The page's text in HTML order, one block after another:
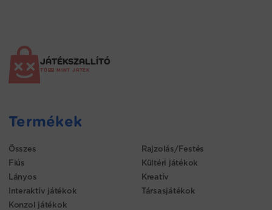
JÁTÉKSZALLÍTÓ
TÖBB MINT JÁTÉK
Termékek
Összes
Fiús
Lányos
Interaktív játékok
Konzol játékok
Rajzolás/Festés
Kültéri játékok
Kreatív
Társasjátékok